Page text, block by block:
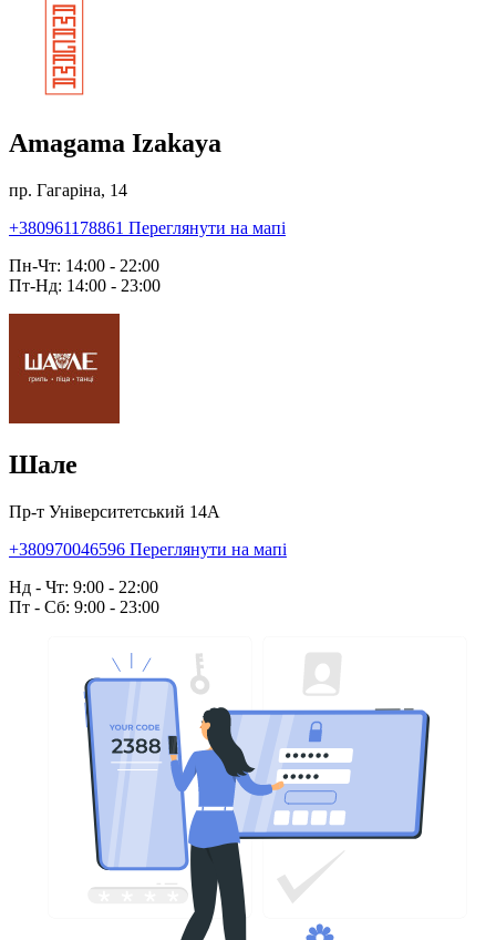
Amagama Izakaya
пр. Гагаріна, 14
+380961178861 Переглянути на мапі
Пн-Чт: 14:00 - 22:00
Пт-Нд: 14:00 - 23:00
Шале
Пр-т Університетський 14А
+380970046596 Переглянути на мапі
Нд - Чт: 9:00 - 22:00
Пт - Сб: 9:00 - 23:00